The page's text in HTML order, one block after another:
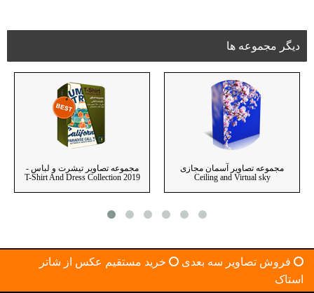
دیگر مجموعه ها
مجموعه تصاویر تیشرت و لباس -
T-Shirt And Dress Collection 2019
مجموعه تصاویر آسمان مجازی
Ceiling and Virtual sky
فروش تصاویر سه بعدی
خرید مستقیم عکس از شاتر
استاک